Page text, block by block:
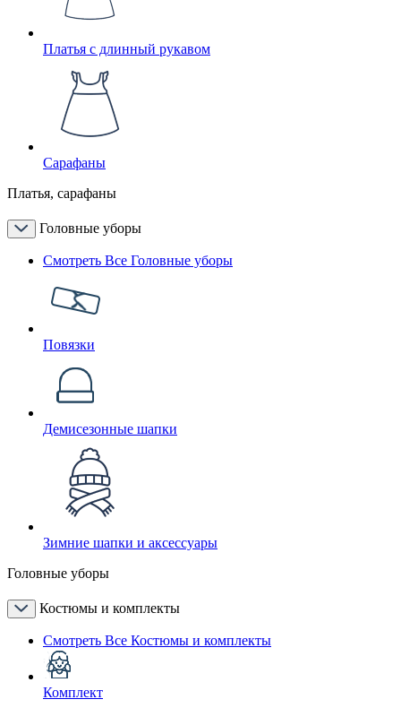
Платья с длинный рукавом
Сарафаны
Платья, сарафаны
Головные уборы
Смотреть Все Головные уборы
Повязки
Демисезонные шапки
Зимние шапки и аксессуары
Головные уборы
Костюмы и комплекты
Смотреть Все Костюмы и комплекты
Комплект